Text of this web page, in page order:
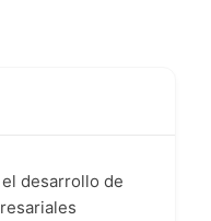
desarrollo de